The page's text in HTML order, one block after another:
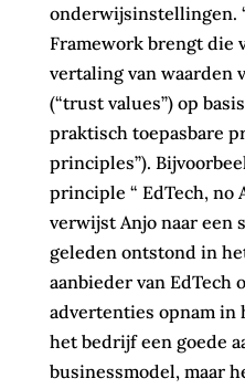
onderwijsinstellingen.
Framework brengt die
vertaling van waarden
(“trust values”) op
praktisch toepasbare
principles”).
principle “ EdTech, no
verwijst Anjo naar een
geleden ontstond in
aanbieder van EdTech
advertenties opnam in
het bedrijf een goede
businessmodel, maar